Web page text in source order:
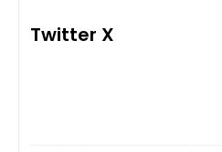
Twitter X